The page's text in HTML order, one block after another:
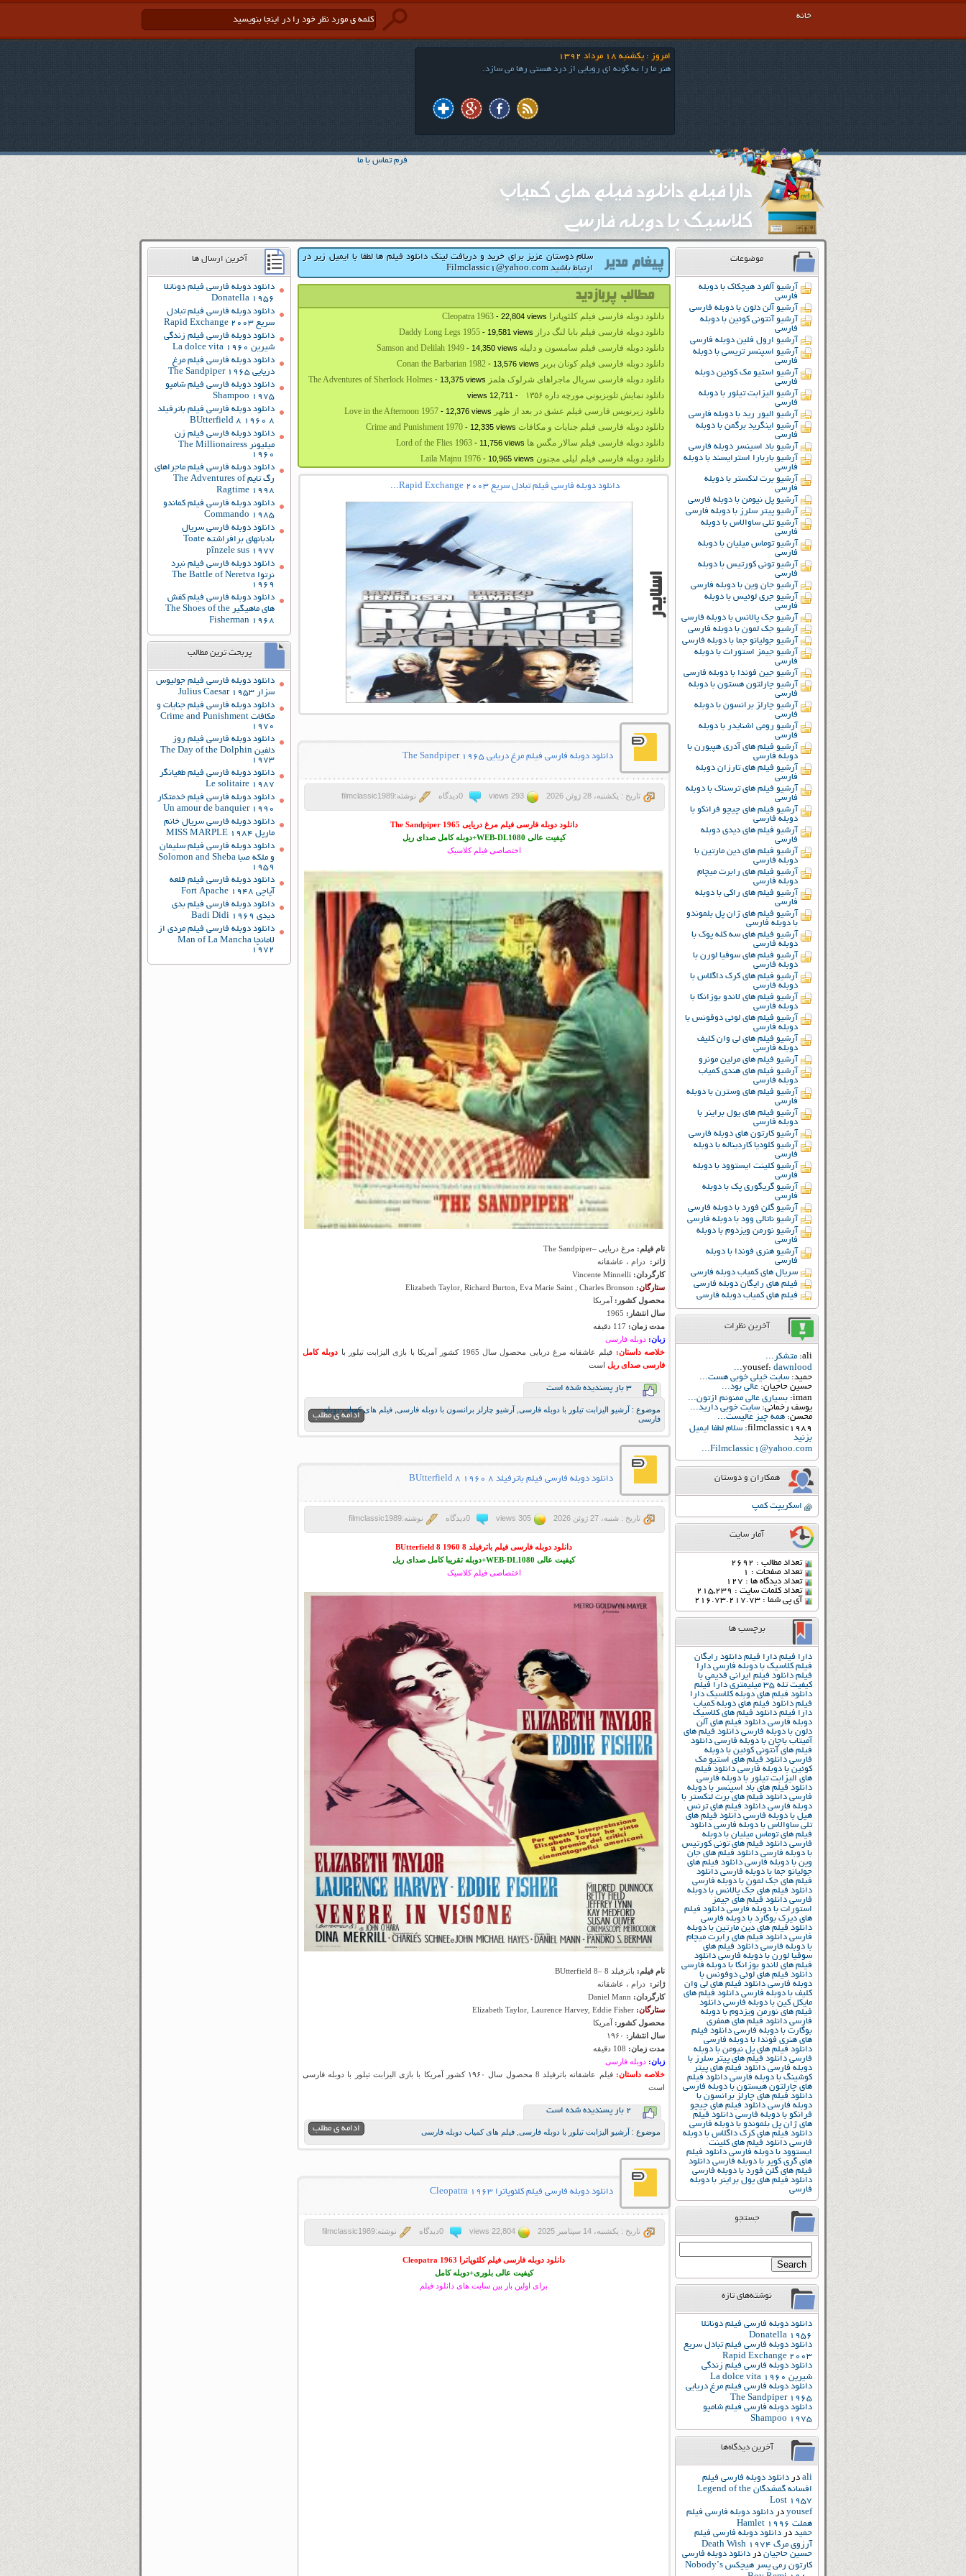
خانه
امروز : يكشنبه 18 مرداد 1392
هنر ما را به گونه اي رويايي از درد هستي رها مي سازد.
دارا فیلم دانلود فیلم های کمیاب
کلاسیک با دوبله فارسی
فرم تماس با ما
موضوعات
آرشیو آلفرد هیچکاک با دوبله
فارسی
آرشیو آلن دلون با دوبله فارسی
آرشیو آنتونی کوئین با دوبله
فارسی
آرشیو ارول فلین دوبله فارسی
آرشیو اسپنسر تریسی با دوبله
فارسی
آرشیو استیو مک کوئین دوبله
فارسی
آرشیو الیزابت تیلور با دوبله
فارسی
آرشیو الیور رید با دوبله فارسی
آرشیو اینگرید برگمن با دوبله
فارسی
آرشیو باد اسپنسر دوبله فارسی
آرشیو باربارا استرایسند با دوبله
فارسی
آرشیو برت لنکستر با دوبله
فارسی
آرشیو پل نیومن با دوبله فارسی
آرشیو پیتر سلرز با دوبله فارسی
آرشیو تلی ساوالاس با دوبله
فارسی
آرشیو توماس میلیان با دوبله
فارسی
آرشیو تونی کورتیس با دوبله
فارسی
آرشیو جان وین با دوبله فارسی
آرشیو جری لوئیس با دوبله
فارسی
آرشیو جک پالانس با دوبله فارسی
آرشیو جک لمون با دوبله فارسی
آرشیو جولیانو جما با دوبله فارسی
آرشیو جیمز استورات با دوبله
فارسی
آرشیو جین فوندا با دوبله فارسی
آرشیو چارلتون هستون با دوبله
فارسی
آرشیو چارلز برانسون با دوبله
فارسی
آرشیو رومی اشنایدر با دوبله
فارسی
آرشیو فیلم های آدری هپبورن با
دوبله فارسی
آرشیو فیلم های تارزان دوبله
فارسی
آرشیو فیلم های ترسناک با دوبله
فارسی
آرشیو فیلم های چیچو فرانکو با
دوبله فارسی
آرشیو فیلم های دیدی دوبله
فارسی
آرشیو فیلم های دین مارتین با
دوبله فارسی
آرشیو فیلم های رابرت میچام
دوبله فارسی
آرشیو فیلم های راکی با دوبله
فارسی
آرشیو فیلم های ژان پل بلموندو
با دوبله فارسی
آرشیو فیلم های سه کله پوک با
دوبله فارسی
آرشیو فیلم های سوفیا لورن با
دوبله فارسی
آرشیو فیلم های کرک داگلاس با
دوبله فارسی
آرشیو فیلم های لاندو بوزانکا با
دوبله فارسی
آرشیو فیلم های لوئی دوفونس با
دوبله فارسی
آرشیو فیلم های لی وان کلیف
دوبله فارسی
آرشیو فیلم های مرلین مونرو
آرشیو فیلم های هندی کمیاب
دوبله فارسی
آرشیو فیلم های وسترن با دوبله
فارسی
آرشیو فیلم های یول براینر با
دوبله فارسی
آرشیو کارتون های دوبله فارسی
آرشیو کلودیا کاردیناله با دوبله
فارسی
آرشیو کلینت ایستوود با دوبله
فارسی
آرشیو گریگوری پک با دوبله
فارسی
آرشیو گلن فورد با دوبله فارسی
آرشیو ناتالی وود با دوبله فارسی
آرشیو نورمن ویزدوم با دوبله
فارسی
آرشیو هنری فوندا با دوبله
فارسی
سریال های کمیاب دوبله فارسی
فیلم های رایگان دوبله فارسی
فیلم های کمیاب دوبله فارسی
آخرین نظرات
ali: متشکر...
yousef: dawnlood...
حمید: سایت خیلی خوبی هست...
حسین حاجیان: عالی بود...
iman: بسیاری عالی ممنونم ازتون...
یوسف رخمانی: سایت خوبی دارید...
محسن: همه چیز عالیست...
filmclassic1989: سلام لطفا ایمیل
بزنید
Filmclassic1@yahoo.com...
همکاران و دوستان
اسکریپت کمپ
آمار سایت
تعداد مطالب : 2692
تعداد صفحات : 1
تعداد دیدگاه ها : 127
تعداد کلمات سایت : 215,239
آی پی شما : 216.73.217.73
برچسب ها
دارا فیلم دارا فیلم دانلود رایگان
فیلم کلاسیک با دوبله فارسی دارا
فیلم دانلود فیلم ایرانی قدیمی با
کیفیت تله 35 میلیمتری
دارا فیلم
دانلود فیلم های دوبله کلاسیک دارا
فیلم دانلود فیلم های دوبله کمیاب
دارا فیلم دانلود فیلم های کلاسیک
دوبله فارسی دانلود فیلم های آلن
دلون با دوبله فارسی دانلود فیلم های
آمیتاب باچان با دوبله فارسی دانلود
فیلم های آنتونی کوئین با دوبله
فارسی دانلود فیلم های استیو مک
کوئین با دوبله فارسی دانلود فیلم
های الیزابت تیلور با دوبله فارسی
دانلود فیلم های باد اسپنسر با دوبله
فارسی دانلود فیلم های برت لنکستر با
دوبله فارسی دانلود فیلم های ترنس
هیل با دوبله فارسی دانلود فیلم های
تلی ساوالاس با دوبله فارسی دانلود
فیلم های توماس میلیان با دوبله
فارسی دانلود فیلم های تونی کورتیس
با دوبله فارسی دانلود فیلم های جان
وین با دوبله فارسی دانلود فیلم های
جولیانو جما با دوبله فارسی دانلود
فیلم های جک لمون با دوبله فارسی
دانلود فیلم های جک پالانس با دوبله
فارسی دانلود فیلم های جیمز
استورات با دوبله فارسی دانلود فیلم
های دیرک بوگارد با دوبله فارسی
دانلود فیلم های دین مارتین با دوبله
فارسی دانلود فیلم های رابرت میچام
با دوبله فارسی دانلود فیلم های
سوفیا لورن با دوبله فارسی دانلود
فیلم های لاندو بوزانکا با دوبله فارسی
دانلود فیلم های لوئی دوفونس با
دوبله فارسی دانلود فیلم های لی وان
کلیف با دوبله فارسی دانلود فیلم های
مایکل کین با دوبله فارسی دانلود
فیلم های نورمن ویزدوم با دوبله
فارسی دانلود فیلم های همفری
بوگارت با دوبله فارسی دانلود فیلم
های هنری فوندا با دوبله فارسی
دانلود فیلم های پل نیومن با دوبله
فارسی دانلود فیلم های پیتر سلرز با
دوبله فارسی دانلود فیلم های پیتر
کوشینگ با دوبله فارسی دانلود فیلم
های چارلتون هیستون با دوبله فارسی
دانلود فیلم های چارلز برانسون با
دوبله فارسی دانلود فیلم های چیچو
فرانکو با دوبله فارسی دانلود فیلم
های ژان پل بلموندو با دوبله فارسی
دانلود فیلم های کرک داگلاس با دوبله
فارسی دانلود فیلم های کلینت
ایستوود با دوبله فارسی دانلود فیلم
های گری کوپر با دوبله فارسی دانلود
فیلم های گلن فورد با دوبله فارسی
دانلود فیلم های یول براینر با دوبله
فارسی
جستجو
نوشته‌های تازه
دانلود دوبله فارسی فیلم دوناتلا
Donatella 1956
دانلود دوبله فارسی فیلم تبادل سریع
Rapid Exchange 2003
دانلود دوبله فارسی فیلم زندگی
شیرین La dolce vita 1960
دانلود دوبله فارسی فیلم مرغ دریایی
The Sandpiper 1965
دانلود دوبله فارسی فیلم شامپو
Shampoo 1975
آخرین دیدگاه‌ها
ali در دانلود دوبله فارسی فیلم
افسانه گمشدگان Legend of the
Lost 1957
yousef در دانلود دوبله فارسی فیلم
هملت Hamlet 1996
حمید در دانلود دوبله فارسی فیلم
آرزوی مرگ Death Wish 1974
حسین حاجیان در دانلود دوبله فارسی
کارتون رمی پسر هیچکس Nobody’s
سلام دوستان عزیز برای خرید و دریافت لینک دانلود فیلم ها لطفا با ایمیل زیر در
ارتباط باشید Filmclassic1@yahoo.com
دانلود دوبله فارسی فیلم کلئوپاترا Cleopatra 1963 - 22,804 views
دانلود دوبله فارسی فیلم بابا لنگ دراز Daddy Long Legs 1955 - 19,581 views
دانلود دوبله فارسی فیلم سامسون و دلیله Samson and Delilah 1949 - 14,350 views
دانلود دوبله فارسی فیلم کونان بربر Conan the Barbarian 1982 - 13,576 views
دانلود دوبله فارسی سریال ماجراهای شرلوک هلمز The Adventures of Sherlock Holmes - 13,375 views
دانلود نمایش تلویزیونی مورچه داره ۱۳۵۶ - 12,711 views
دانلود زیرنویس فارسی فیلم عشق در بعد از ظهر Love in the Afternoon 1957 - 12,376 views
دانلود دوبله فارسی فیلم جنایات و مکافات Crime and Punishment 1970 - 12,335 views
دانلود دوبله فارسی فیلم سالار مگس ها Lord of the Flies 1963 - 11,756 views
دانلود دوبله فارسی فیلم لیلی مجنون Laila Majnu 1976 - 10,965 views
دانلود دوبله فارسی فیلم تبادل سریع Rapid Exchange 2003...
دانلود دوبله فارسی فیلم مرغ دریایی The Sandpiper 1965
تاریخ : یکشنبه، 28 ژوئن 2026 293 views 0دیدگاه نوشته:filmclassic1989
دانلود دوبله فارسی فیلم مرغ دریایی The Sandpiper 1965
کیفیت عالی WEB-DL1080+دوبله کامل صدای ریل
اختصاصی فیلم کلاسیک
نام فیلم: مرغ دریایی –The Sandpiper
ژانر: درام ، عاشقانه
کارگردان:
ستارگان: Elizabeth Taylor, Richard Burton, Eva Marie Saint , Charles Bronson
محصول کشور: آمریکا
سال انتشار:
مدت زمان:
زبان: دوبله فارسی
خلاصه داستان: فیلم عاشقانه مرغ دریایی محصول سال 1965 کشور آمریکا با بازی الیزابت تیلور با
دوبله کامل
فارسی صدای ریل است
3 بار پسنديده شده است
موضوع : آرشیو الیزابت تیلور با دوبله فارسی آرشیو چارلز برانسون با دوبله فارسی فیلم های کمیاب دوبله
فارسی
ادامه ی مطلب
دانلود دوبله فارسی فیلم باترفیلد 8 BUtterfield 8 1960
تاریخ : شنبه، 27 ژوئن 2026 305 views 0دیدگاه نوشته:filmclassic1989
دانلود دوبله فارسی فیلم باترفیلد 8 BUtterfield 8 1960
کیفیت عالی WEB-DL1080+دوبله تقریبا کامل صدای ریل
اختصاصی فیلم کلاسیک
نام فیلم: باترفیلد 8 –BUtterfield 8
ژانر: درام ، عاشقانه
کارگردان:
ستارگان: Elizabeth Taylor, Laurence Harvey, Eddie Fisher
محصول کشور: آمریکا
سال انتشار:
مدت زمان:
زبان: دوبله فارسی
خلاصه داستان:
فیلم عاشقانه باترفیلد 8 محصول سال ۱۹۶۰ کشور آمریکا با بازی الیزابت تیلور با دوبله فارسی
است
2 بار پسنديده شده است
موضوع : آرشیو الیزابت تیلور با دوبله فارسی فیلم های کمیاب دوبله فارسی ادامه ی مطلب
دانلود دوبله فارسی فیلم کلئوپاترا Cleopatra 1963
تاریخ : یکشنبه، 14 سپتامبر 2025 22,804 views 0دیدگاه نوشته:filmclassic1989
دانلود دوبله فارسی فیلم کلئوپاترا Cleopatra 1963
کیفیت عالی بلوری+دوبله کامل
برای اولین بار بین سایت های دانلود فیلم
آخرین ارسال ها
دانلود دوبله فارسی فیلم دوناتلا
Donatella 1956
دانلود دوبله فارسی فیلم تبادل
سریع Rapid Exchange 2003
دانلود دوبله فارسی فیلم زندگی
شیرین La dolce vita 1960
دانلود دوبله فارسی فیلم مرغ
دریایی The Sandpiper 1965
دانلود دوبله فارسی فیلم شامپو
Shampoo 1975
دانلود دوبله فارسی فیلم باترفیلد
8 BUtterfield 8 1960
دانلود دوبله فارسی فیلم زن
میلیونر The Millionairess
1960
دانلود دوبله فارسی فیلم ماجراهای
رگ تایم The Adventures of
Ragtime 1998
دانلود دوبله فارسی فیلم کماندو
Commando 1985
دانلود دوبله فارسی سریال
بادبانهای برافراشته Toate
pînzele sus 1977
دانلود دوبله فارسی فیلم نبرد
نرتوا The Battle of Neretva
1969
دانلود دوبله فارسی فیلم کفش
های ماهیگیر The Shoes of the
Fisherman 1968
پربحث ترین مطالب
دانلود دوبله فارسی فیلم جولیوس
سزار Julius Caesar 1953
دانلود دوبله فارسی فیلم جنایات و
مکافات Crime and Punishment
1970
دانلود دوبله فارسی فیلم روز
دلفین The Day of the Dolphin
1973
دانلود دوبله فارسی فیلم طغیانگر
Le solitaire 1987
دانلود دوبله فارسی فیلم خدمتکار
Un amour de banquier 1990
دانلود دوبله فارسی سریال خانم
مارپل MISS MARPLE 1984
دانلود دوبله فارسی فیلم سلیمان
و ملکه صبا Solomon and Sheba
1959
دانلود دوبله فارسی فیلم قلعه
آپاچی Fort Apache 1948
دانلود دوبله فارسی فیلم بدی
دیدی Badi Didi 1969
دانلود دوبله فارسی فیلم مردی از
لامانچا Man of La Mancha
1972